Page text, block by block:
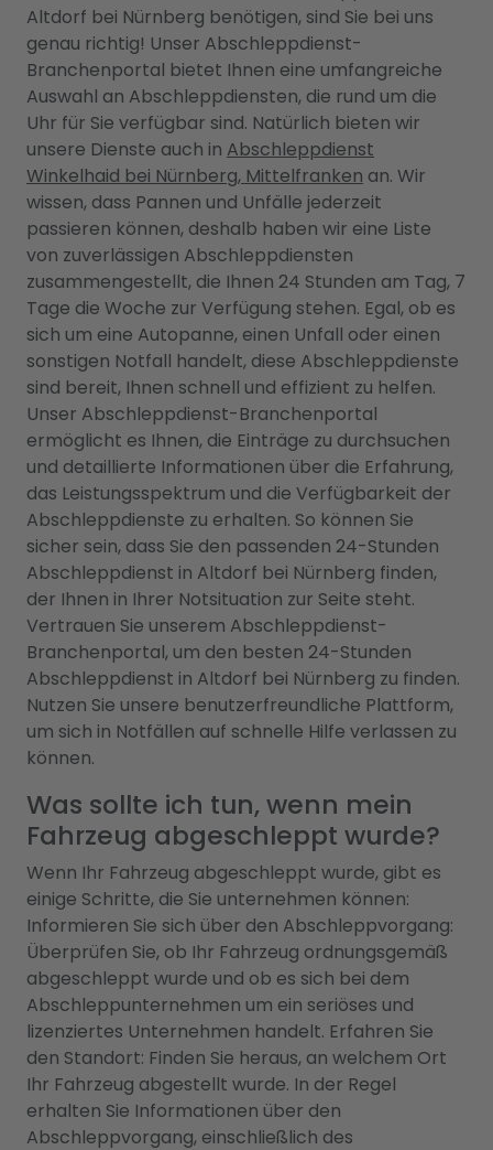
Altdorf bei Nürnberg benötigen, sind Sie bei uns
genau richtig! Unser Abschleppdienst-
Branchenportal bietet Ihnen eine umfangreiche
Auswahl an Abschleppdiensten, die rund um die
Uhr für Sie verfügbar sind. Natürlich bieten wir
unsere Dienste auch in Abschleppdienst
Winkelhaid bei Nürnberg, Mittelfranken an. Wir
wissen, dass Pannen und Unfälle jederzeit
passieren können, deshalb haben wir eine Liste
von zuverlässigen Abschleppdiensten
zusammengestellt, die Ihnen 24 Stunden am Tag, 7
Tage die Woche zur Verfügung stehen. Egal, ob es
sich um eine Autopanne, einen Unfall oder einen
sonstigen Notfall handelt, diese Abschleppdienste
sind bereit, Ihnen schnell und effizient zu helfen.
Unser Abschleppdienst-Branchenportal
ermöglicht es Ihnen, die Einträge zu durchsuchen
und detaillierte Informationen über die Erfahrung,
das Leistungsspektrum und die Verfügbarkeit der
Abschleppdienste zu erhalten. So können Sie
sicher sein, dass Sie den passenden 24-Stunden
Abschleppdienst in Altdorf bei Nürnberg finden,
der Ihnen in Ihrer Notsituation zur Seite steht.
Vertrauen Sie unserem Abschleppdienst-
Branchenportal, um den besten 24-Stunden
Abschleppdienst in Altdorf bei Nürnberg zu finden.
Nutzen Sie unsere benutzerfreundliche Plattform,
um sich in Notfällen auf schnelle Hilfe verlassen zu
können.
Was sollte ich tun, wenn mein
Fahrzeug abgeschleppt wurde?
Wenn Ihr Fahrzeug abgeschleppt wurde, gibt es
einige Schritte, die Sie unternehmen können:
Informieren Sie sich über den Abschleppvorgang:
Überprüfen Sie, ob Ihr Fahrzeug ordnungsgemäß
abgeschleppt wurde und ob es sich bei dem
Abschleppunternehmen um ein seriöses und
lizenziertes Unternehmen handelt. Erfahren Sie
den Standort: Finden Sie heraus, an welchem Ort
Ihr Fahrzeug abgestellt wurde. In der Regel
erhalten Sie Informationen über den
Abschleppvorgang, einschließlich des